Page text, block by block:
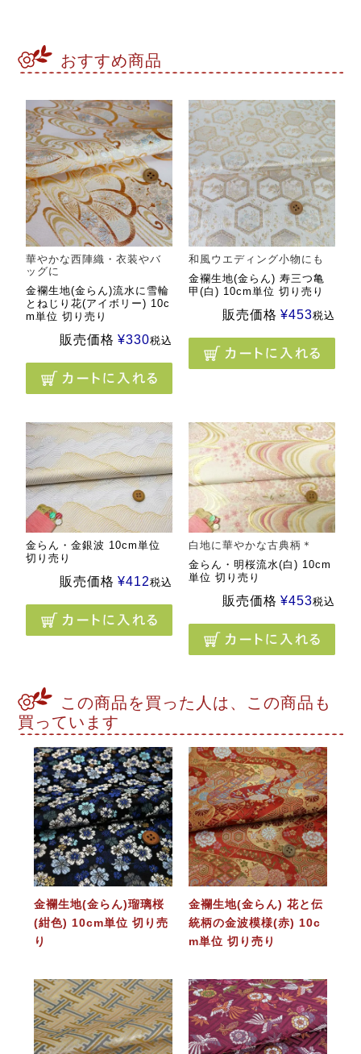
おすすめ商品
華やかな西陣織・衣装やバ
ッグに
金襴生地(金らん)流水に雪輪
とねじり花(アイボリー) 10c
m単位 切り売り
販売価格 ¥330税込
和風ウエディング小物にも
金襴生地(金らん) 寿三つ亀
甲(白) 10cm単位 切り売り
販売価格 ¥453税込
金らん・金銀波 10cm単位
切り売り
販売価格 ¥412税込
白地に華やかな古典柄＊
金らん・明桜流水(白) 10cm
単位 切り売り
販売価格 ¥453税込
この商品を買った人は、この商品も
買っています
金襴生地(金らん)瑠璃桜
(紺色) 10cm単位 切り売
り
金襴生地(金らん) 花と伝
統柄の金波模様(赤) 10c
m単位 切り売り